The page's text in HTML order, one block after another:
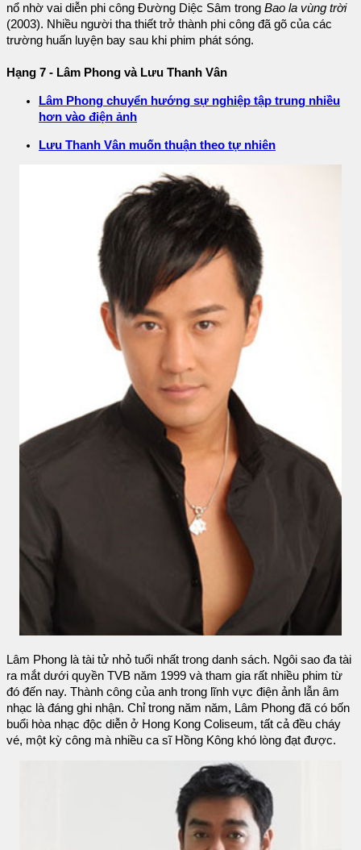
nổ nhờ vai diễn phi công Đường Diệc Sâm trong Bao la vùng trời
(2003). Nhiều người tha thiết trở thành phi công đã gõ của các
trường huấn luyện bay sau khi phim phát sóng.
Hạng 7 - Lâm Phong và Lưu Thanh Vân
Lâm Phong chuyển hướng sự nghiệp tập trung nhiều
hơn vào điện ảnh
Lưu Thanh Vân muốn thuận theo tự nhiên
Lâm Phong là tài tử nhỏ tuổi nhất trong danh sách. Ngôi sao đa tài
ra mắt dưới quyền TVB năm 1999 và tham gia rất nhiều phim từ
đó đến nay. Thành công của anh trong lĩnh vực điện ảnh lẫn âm
nhạc là đáng ghi nhận. Chỉ trong năm năm, Lâm Phong đã có bốn
buổi hòa nhạc độc diễn ở Hong Kong Coliseum, tất cả đều cháy
vé, một kỳ công mà nhiều ca sĩ Hồng Kông khó lòng đạt được.